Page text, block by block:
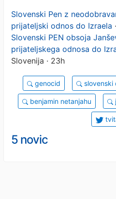
Slovenski Pen z
prijateljski odnos do Izraela
Slovenski PEN obsoja
prijateljskega odnosa do
Slovenija · 23h
genocid slovenski
benjamin netanjahu
5 novic